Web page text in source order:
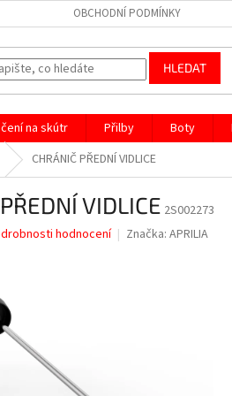
OBCHODNÍ PODMÍNKY
HLEDAT
na skútr Přilby Boty
CHRÁNIČ PŘEDNÍ VIDLICE
VIDLICE 2S002273
hodnocení Značka: APRILIA